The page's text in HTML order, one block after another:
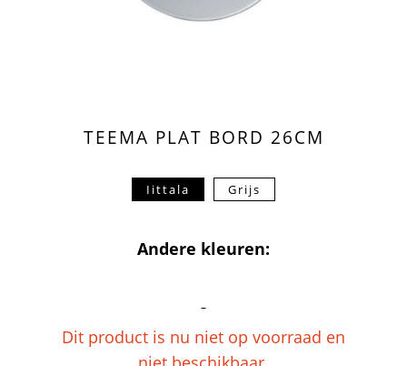
TEEMA PLAT BORD 26CM
Iittala Grijs
Andere kleuren:
Dit product is nu niet op voorraad en